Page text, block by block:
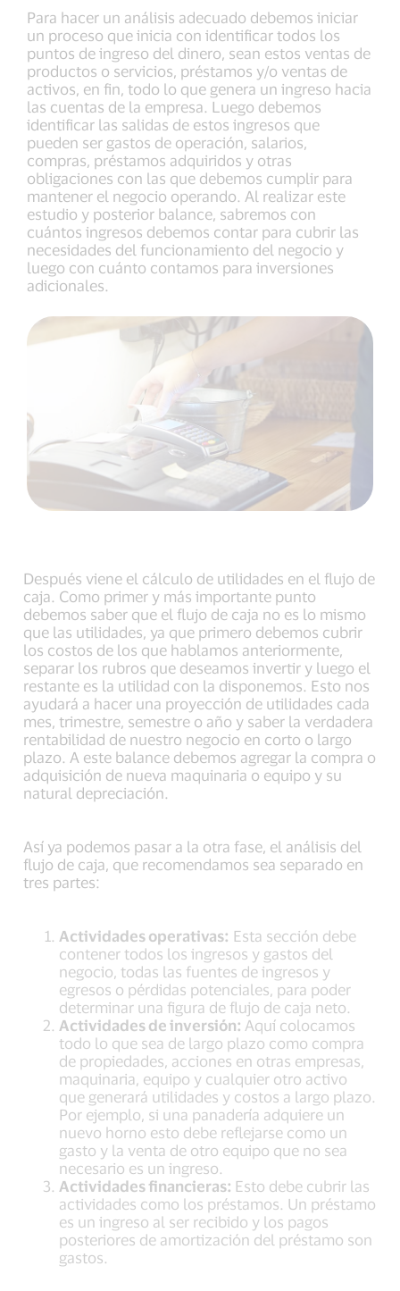
Para hacer un análisis adecuado debemos iniciar
un proceso que inicia con identificar todos los
puntos de ingreso del dinero, sean estos ventas de
productos o servicios, préstamos y/o ventas de
activos, en fin, todo lo que genera un ingreso hacia
las cuentas de la empresa. Luego debemos
identificar las salidas de estos ingresos que
pueden ser gastos de operación, salarios,
compras, préstamos adquiridos y otras
obligaciones con las que debemos cumplir para
mantener el negocio operando. Al realizar este
estudio y posterior balance, sabremos con
cuántos ingresos debemos contar para cubrir las
necesidades del funcionamiento del negocio y
luego con cuánto contamos para inversiones
adicionales.
Después viene el cálculo de utilidades en el flujo de
caja. Como primer y más importante punto
debemos saber que el flujo de caja no es lo mismo
que las utilidades, ya que primero debemos cubrir
los costos de los que hablamos anteriormente,
separar los rubros que deseamos invertir y luego el
restante es la utilidad con la disponemos. Esto nos
ayudará a hacer una proyección de utilidades cada
mes, trimestre, semestre o año y saber la verdadera
rentabilidad de nuestro negocio en corto o largo
plazo. A este balance debemos agregar la compra o
adquisición de nueva maquinaria o equipo y su
natural depreciación.
Así ya podemos pasar a la otra fase, el análisis del
flujo de caja, que recomendamos sea separado en
tres partes:
Actividades operativas: Esta sección debe
contener todos los ingresos y gastos del
negocio, todas las fuentes de ingresos y
egresos o pérdidas potenciales, para poder
determinar una figura de flujo de caja neto.
Actividades de inversión: Aquí colocamos
todo lo que sea de largo plazo como compra
de propiedades, acciones en otras empresas,
maquinaria, equipo y cualquier otro activo
que generará utilidades y costos a largo plazo.
Por ejemplo, si una panadería adquiere un
nuevo horno esto debe reflejarse como un
gasto y la venta de otro equipo que no sea
necesario es un ingreso.
Actividades financieras: Esto debe cubrir las
actividades como los préstamos. Un préstamo
es un ingreso al ser recibido y los pagos
posteriores de amortización del préstamo son
gastos.